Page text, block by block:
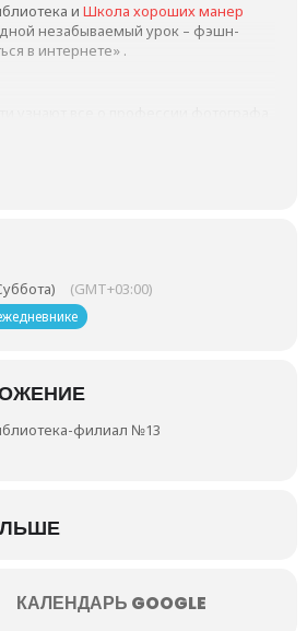
и Школа хороших манер
незабываемый урок – фэшн-
в интернете» .
(GMT+03:00)
филиал №13
КАЛЕНДАРЬ GOOGLE